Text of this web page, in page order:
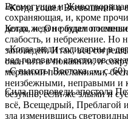
«Когда сошел Всевышний и
Когда же Он раздал
«Когда люди солидарны в
над головами апостолов
«С высоты Востока...», с. 60).
Сила проповеди апостола
Всемогущая и
сохраняющая, и, кроме
делах, и да не будем
слабость, и небрежение. Но
заповедей. Итак, все
окончить в покаянии, и
мерзкими пожеланиями,
неизбежными, неправыми и
безумно; если же злыми и
всё, Всещедрый, Преблагой
зла изменившись